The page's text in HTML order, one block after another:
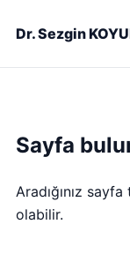
Dr. Sezgin
Sayfa
Aradığınız sayfa
olabilir.